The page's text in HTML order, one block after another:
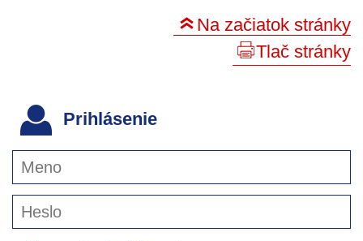
Na začiatok stránky
Tlač stránky
Prihlásenie